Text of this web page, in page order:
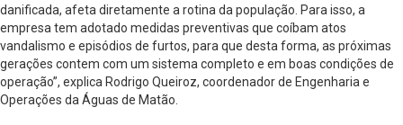
danificada, afeta diretamente a rotina da população. Para isso, a
empresa tem adotado medidas preventivas que coíbam atos
vandalismo e episódios de furtos, para que desta forma, as próximas
gerações contem com um sistema completo e em boas condições de
operação”, explica Rodrigo Queiroz, coordenador de Engenharia e
Operações da Águas de Matão.